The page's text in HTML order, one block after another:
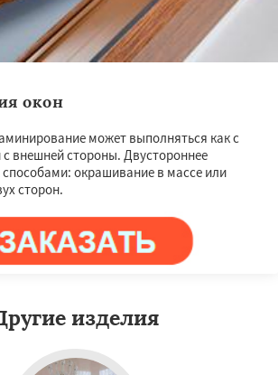
окон
может выполняться как с
с внешней стороны. Двустороннее
окрашивание в массе или
сторон.
изделия